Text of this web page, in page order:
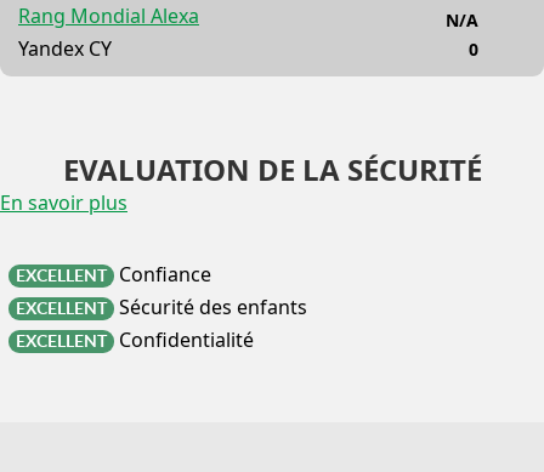
Rang Mondial Alexa
Yandex CY
N/A
0
EVALUATION DE LA SÉCURITÉ
En savoir plus
EXCELLENT Confiance
EXCELLENT Sécurité des enfants
EXCELLENT Confidentialité